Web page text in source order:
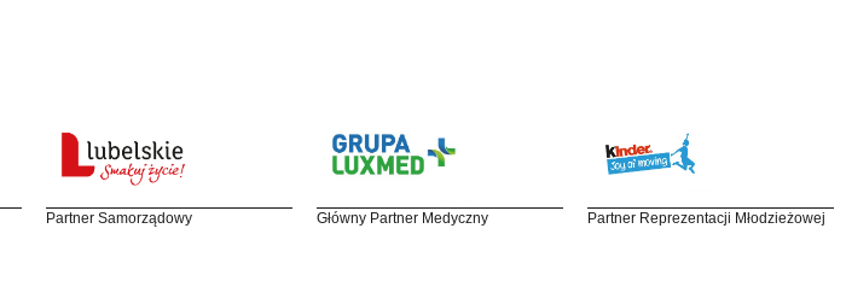
Partner Samorządowy Główny Partner Medyczny Partner Reprezentacji Młodzieżowej